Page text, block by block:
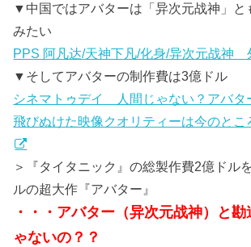
▼中国ではアバターは「异次元战神」と
みたい
PPS 阿凡达/天神下凡/化身/异次元战神
▼そしてアバターの制作費は3億ドル
シネマトゥデイ 人間じゃない？アバタ
飛びぬけた映像クオリティーは今のとこ
＞『タイタニック』の総製作費2億ドル
ルの超大作『アバター』
・・・アバター（异次元战神）と
ゃないの？？